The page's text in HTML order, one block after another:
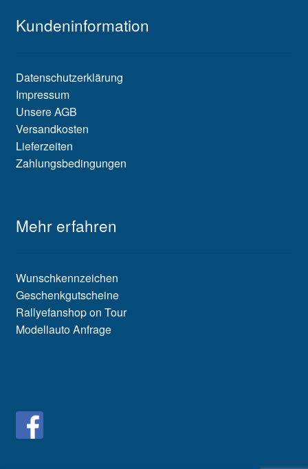
Kundeninformation
Datenschutzerklärung
Impressum
Unsere AGB
Versandkosten
Lieferzeiten
Zahlungsbedingungen
Mehr erfahren
Wunschkennzeichen
Geschenkgutscheine
Rallyefanshop on Tour
Modellauto Anfrage